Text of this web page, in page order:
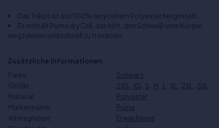
Das Trikot ist aus 100% recyceltem Polyester hergestellt.
Es enthält Puma dryCell, das hilft, den Schweiß vom Körper
wegzuleiten und schnell zu trocknen.
Zusätzliche Informationen
Farbe:
Schwarz
Größe:
2XS XS S M L XL 2XL
3XL
Material:
Polyester
Markenname:
Puma
Altersgruppe:
Erwachsene